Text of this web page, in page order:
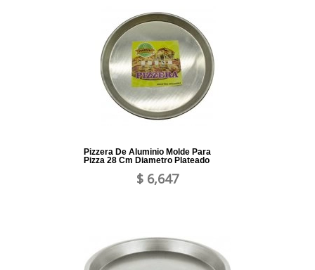
Pizzera De Aluminio Molde Para
Pizza 28 Cm Diametro Plateado
$ 6,647